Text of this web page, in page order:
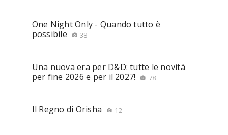
One Night Only - Quando tutto è
possibile
38
Una nuova era per D&D: tutte le novità
per fine 2026 e per il 2027!
78
Il Regno di Orisha 12